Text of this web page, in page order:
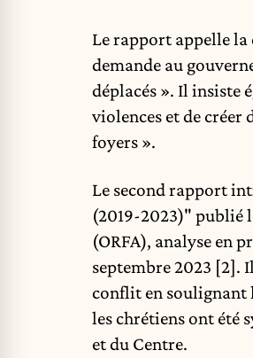
Le rapport appelle
demande au
déplacés ». Il insiste
violences et de créer
foyers ».
Le second rapport
(2019-2023)" publié
(ORFA), analyse en
septembre 2023 [2].
conflit en soulignant
les chrétiens ont été
et du Centre.